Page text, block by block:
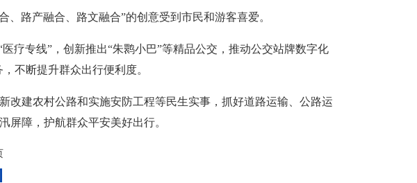
路产融合、路文融合”的创意受到市民和游客喜爱。
疗专线”，创新推出“朱鹮小巴”等精品公交，推动公交站牌数字化
不断提升群众出行便利度。
改建农村公路和实施安防工程等民生实事，抓好道路运输、公路运
屏障，护航群众平安美好出行。